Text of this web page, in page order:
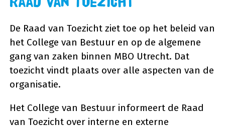
De Raad van Toezicht ziet toe op het beleid van
het College van Bestuur en op de algemene
gang van zaken binnen MBO Utrecht. Dat
toezicht vindt plaats over alle aspecten van de
organisatie.
Het College van Bestuur informeert de Raad
van Toezicht over interne en externe